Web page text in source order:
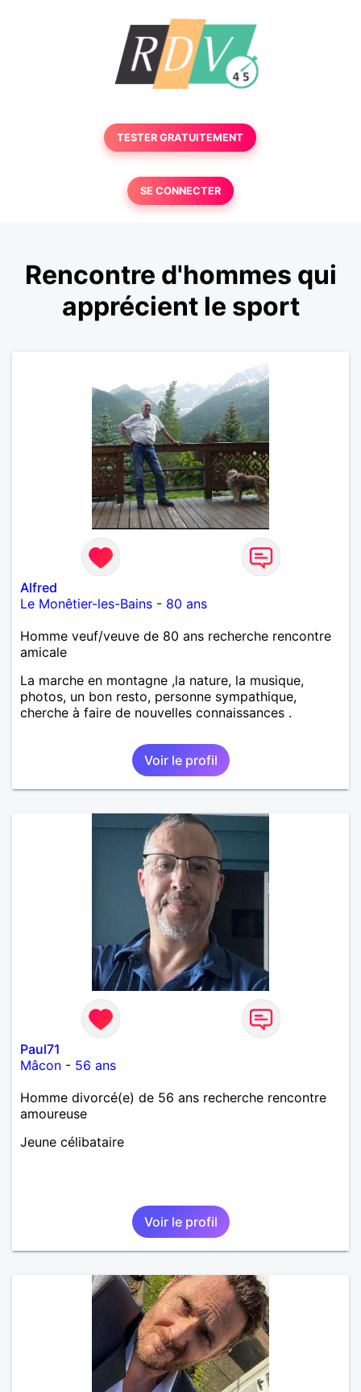
TESTER GRATUITEMENT
SE CONNECTER
Rencontre d'hommes qui
apprécient le sport
Alfred
Le Monêtier-les-Bains - 80 ans
Homme veuf/veuve de 80 ans recherche rencontre
amicale
La marche en montagne ,la nature, la musique,
photos, un bon resto, personne sympathique,
cherche à faire de nouvelles connaissances .
Voir le profil
Paul71
Mâcon - 56 ans
Homme divorcé(e) de 56 ans recherche rencontre
amoureuse
Jeune célibataire
Voir le profil